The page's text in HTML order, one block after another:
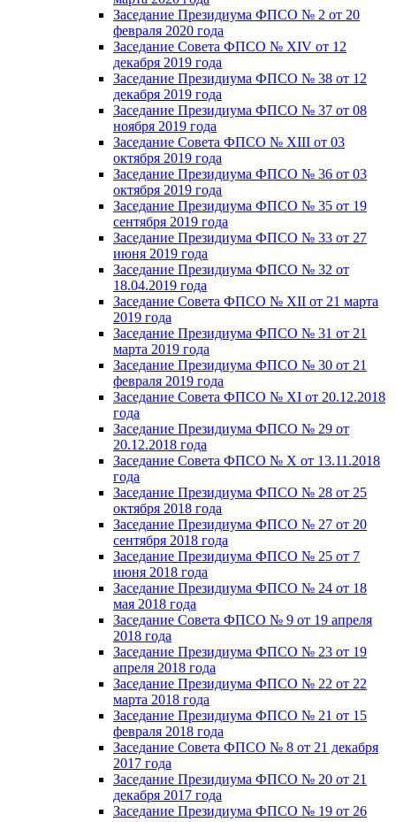
Заседание Президиума ФПСО № 2 от 20
февраля 2020 года
Заседание Совета ФПСО № XIV от 12
декабря 2019 года
Заседание Президиума ФПСО № 38 от 12
декабря 2019 года
Заседание Президиума ФПСО № 37 от 08
ноября 2019 года
Заседание Совета ФПСО № XIII от 03
октября 2019 года
Заседание Президиума ФПСО № 36 от 03
октября 2019 года
Заседание Президиума ФПСО № 35 от 19
сентября 2019 года
Заседание Президиума ФПСО № 33 от 27
июня 2019 года
Заседание Президиума ФПСО № 32 от
18.04.2019 года
Заседание Совета ФПСО № XII от 21 марта
2019 года
Заседание Президиума ФПСО № 31 от 21
марта 2019 года
Заседание Президиума ФПСО № 30 от 21
февраля 2019 года
Заседание Совета ФПСО № XI от 20.12.2018
года
Заседание Президиума ФПСО № 29 от
20.12.2018 года
Заседание Совета ФПСО № X от 13.11.2018
года
Заседание Президиума ФПСО № 28 от 25
октября 2018 года
Заседание Президиума ФПСО № 27 от 20
сентября 2018 года
Заседание Президиума ФПСО № 25 от 7
июня 2018 года
Заседание Президиума ФПСО № 24 от 18
мая 2018 года
Заседание Совета ФПСО № 9 от 19 апреля
2018 года
Заседание Президиума ФПСО № 23 от 19
апреля 2018 года
Заседание Президиума ФПСО № 22 от 22
марта 2018 года
Заседание Президиума ФПСО № 21 от 15
февраля 2018 года
Заседание Совета ФПСО № 8 от 21 декабря
2017 года
Заседание Президиума ФПСО № 20 от 21
декабря 2017 года
Заседание Президиума ФПСО № 19 от 26